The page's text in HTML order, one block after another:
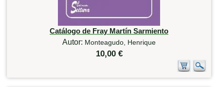
Catálogo de Fray Martín Sarmiento
Autor: Monteagudo, Henrique
10,00 €